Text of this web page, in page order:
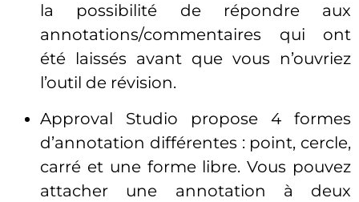
la possibilité de répondre aux
annotations/commentaires qui ont
été laissés avant que vous n’ouvriez
l’outil de révision.
Approval Studio propose 4 formes
d’annotation différentes : point, cercle,
carré et une forme libre. Vous pouvez
attacher une annotation à deux